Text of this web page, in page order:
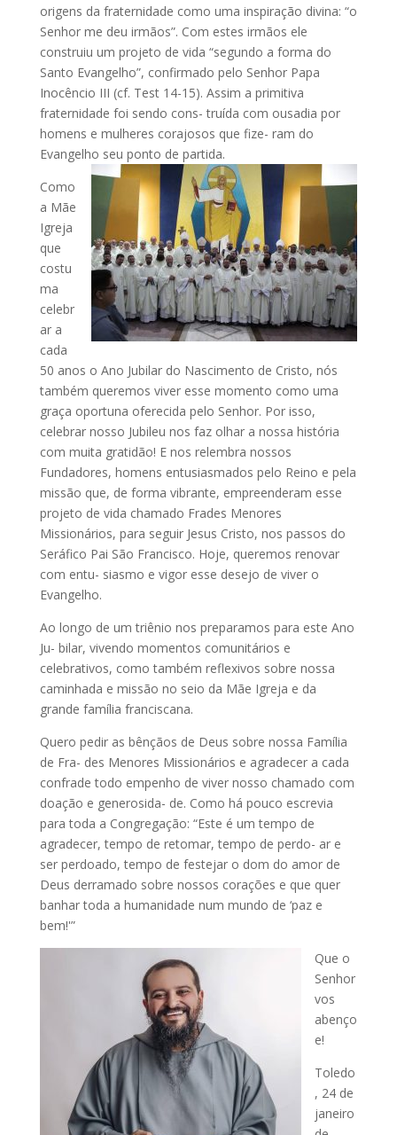
origens da fraternidade como uma inspiração divina: “o
Senhor me deu irmãos”. Com estes irmãos ele
construiu um projeto de vida “segundo a forma do
Santo Evangelho”, confirmado pelo Senhor Papa
Inocêncio III (cf. Test 14-15). Assim a primitiva
fraternidade foi sendo cons- truída com ousadia por
homens e mulheres corajosos que fize- ram do
Evangelho seu ponto de partida.
Como
a Mãe
Igreja
que
costu
ma
celebr
ar a
cada
50 anos o Ano Jubilar do Nascimento de Cristo, nós
também queremos viver esse momento como uma
graça oportuna oferecida pelo Senhor. Por isso,
celebrar nosso Jubileu nos faz olhar a nossa história
com muita gratidão! E nos relembra nossos
Fundadores, homens entusiasmados pelo Reino e pela
missão que, de forma vibrante, empreenderam esse
projeto de vida chamado Frades Menores
Missionários, para seguir Jesus Cristo, nos passos do
Seráfico Pai São Francisco. Hoje, queremos renovar
com entu- siasmo e vigor esse desejo de viver o
Evangelho.
Ao longo de um triênio nos preparamos para este Ano
Ju- bilar, vivendo momentos comunitários e
celebrativos, como também reflexivos sobre nossa
caminhada e missão no seio da Mãe Igreja e da
grande família franciscana.
Quero pedir as bênçãos de Deus sobre nossa Família
de Fra- des Menores Missionários e agradecer a cada
confrade todo empenho de viver nosso chamado com
doação e generosida- de. Como há pouco escrevia
para toda a Congregação: “Este é um tempo de
agradecer, tempo de retomar, tempo de perdo- ar e
ser perdoado, tempo de festejar o dom do amor de
Deus derramado sobre nossos corações e que quer
banhar toda a humanidade num mundo de ‘paz e
bem!'”
Que o
Senhor
vos
abenço
e!
Toledo
, 24 de
janeiro